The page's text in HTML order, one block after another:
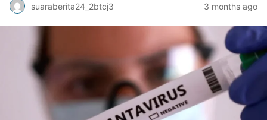
suaraberita24_2btcj3 3 months ago